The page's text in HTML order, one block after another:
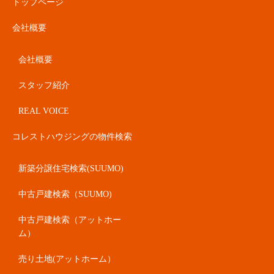
トップページ
会社概要
会社概要
スタッフ紹介
REAL VOICE
コレストハウジングの物件検索
新築分譲住宅検索(SUUMO)
中古戸建検索（SUUMO)
中古戸建検索（アットホー
ム）
売り土地(アットホーム）